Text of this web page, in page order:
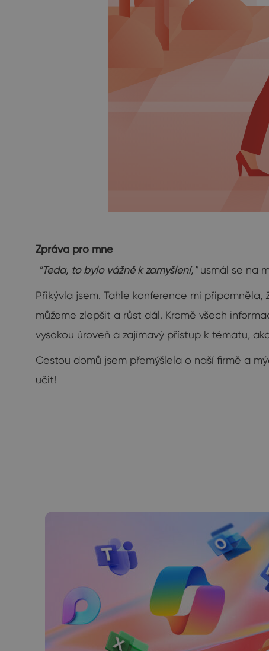
Zpráva pro mne
“Teda, to bylo vážně k zamyšlení,"usmál se na
Přikývla jsem. Tahle konference mi
můžeme zlepšit a růst dál. Kromě všech
vysokou úroveň a zajímavý přístup k tématu,
Cestou domů jsem přemýšlela o naší firmě a
učit!